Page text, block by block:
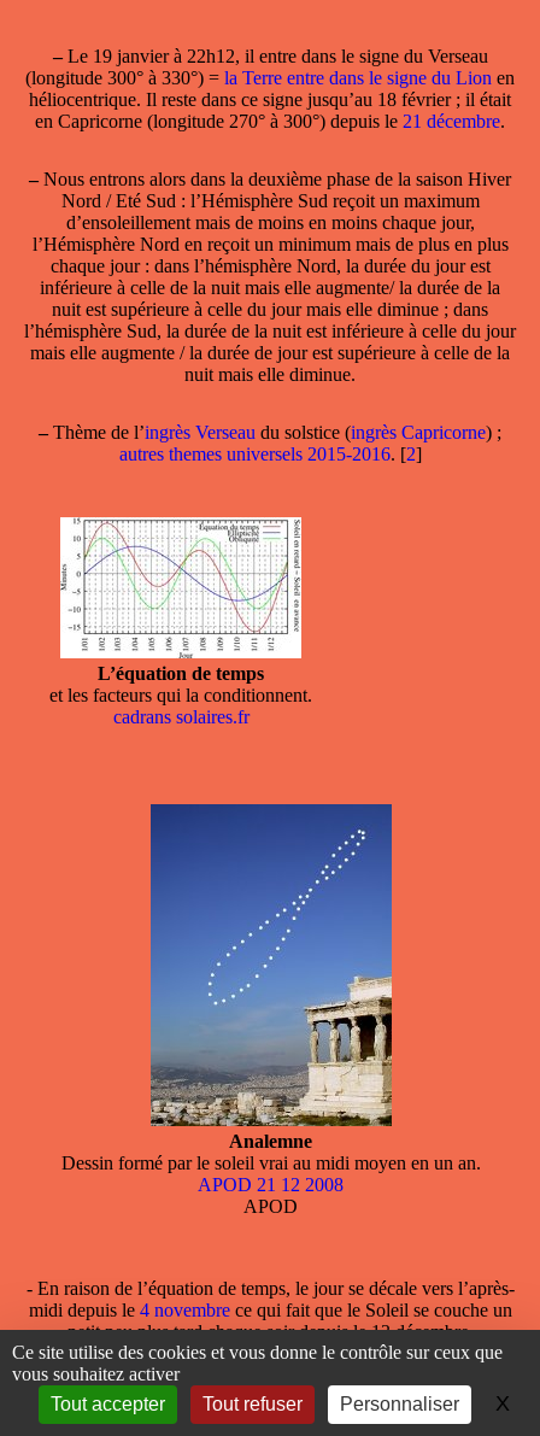
–Le 19 janvier à 22h12, il entre dans le signe du Verseau
(longitude 300° à 330°) = la Terre entre dans le signe du Lion en
héliocentrique. Il reste dans ce signe jusqu’au 18 février ; il était
en Capricorne (longitude 270° à 300°) depuis le 21 décembre.
–Nous entrons alors dans la deuxième phase de la saison Hiver
Nord / Eté Sud : l’Hémisphère Sud reçoit un maximum
d’ensoleillement mais de moins en moins chaque jour,
l’Hémisphère Nord en reçoit un minimum mais de plus en plus
chaque jour : dans l’hémisphère Nord, la durée du jour est
inférieure à celle de la nuit mais elle augmente/ la durée de la
nuit est supérieure à celle du jour mais elle diminue ; dans
l’hémisphère Sud, la durée de la nuit est inférieure à celle du jour
mais elle augmente / la durée de jour est supérieure à celle de la
nuit mais elle diminue.
–Thème de l’ingrès Verseau du solstice (ingrès Capricorne) ;
autres themes universels 2015-2016. [2]
L’équation de temps
et les facteurs qui la conditionnent.
cadrans solaires.fr
Analemne
Dessin formé par le soleil vrai au midi moyen en un an.
APOD 21 12 2008
APOD
- En raison de l’équation de temps, le jour se décale vers l’après-
midi depuis le 4 novembrece qui fait que le Soleil se couche un
petit peu plus tard chaque soir depuis le 13 décembre.
L’équation de temps, nulle le25 décembre(le midi vrai a lieu au
même instant que le midi moyen), va vers un maximum positif -
le midi vrai après le midi moyen, qu’elle atteindra le 11 février.
Ce site utilise des cookies et vous donne le contrôle sur ceux que
vous souhaitez activer
Tout accepter
Tout refuser Personnaliser X